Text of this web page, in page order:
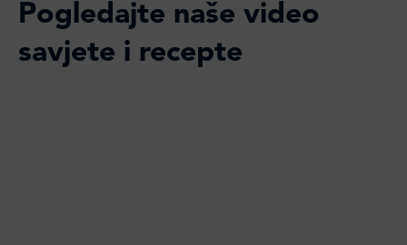
Pogledajte naše video
savjete i recepte